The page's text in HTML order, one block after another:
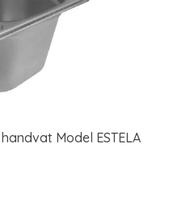
Model ESTELA